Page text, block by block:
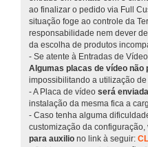
ao finalizar o pedido via Full
situação foge ao controle da
responsabilidade nem dever
da escolha de produtos
- Se atente à Entradas de
Algumas placas de vídeo não
impossibilitando a utilização
- A Placa de vídeo será
instalação da mesma fica a
- Caso tenha alguma
customização da configuração,
para auxilio no link à seguir: